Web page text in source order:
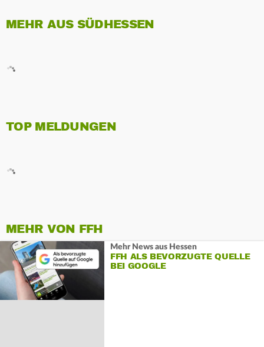
MEHR AUS SÜDHESSEN
TOP MELDUNGEN
MEHR VON FFH
Mehr News aus Hessen
FFH ALS BEVORZUGTE QUELLE
BEI GOOGLE